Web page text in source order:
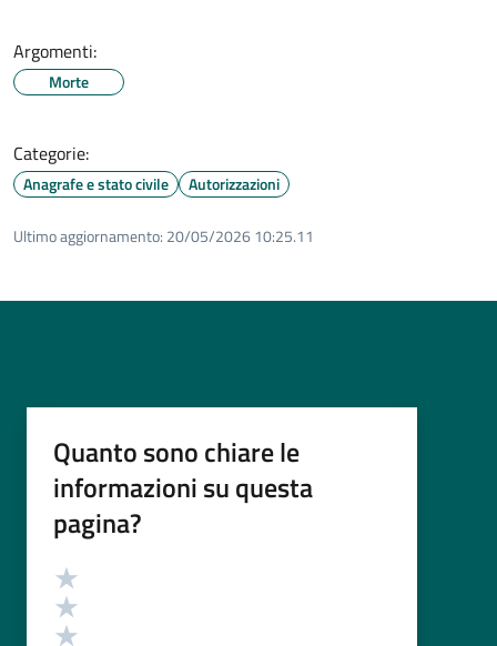
Argomenti:
Morte
Categorie:
Anagrafe e stato civile Autorizzazioni
Ultimo aggiornamento: 20/05/2026 10:25.11
Quanto sono chiare le
informazioni su questa
pagina?
Valutazione